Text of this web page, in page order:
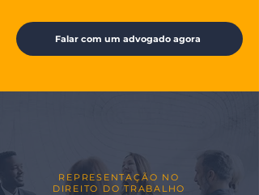
Falar com um advogado agora
REPRESENTAÇÃO NO
DIREITO DO TRABALHO